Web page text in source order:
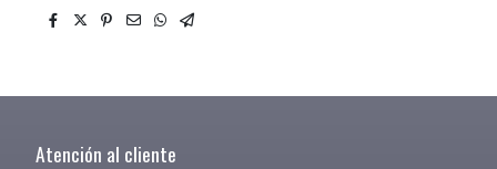
Atención al cliente